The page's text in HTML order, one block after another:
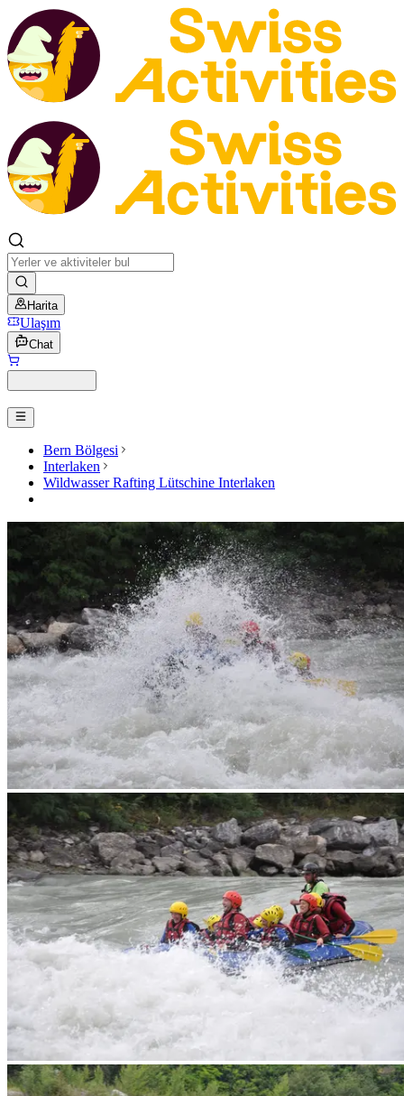
Harita
Ulaşım
Chat
Bern Bölgesi
Interlaken
Wildwasser Rafting Lütschine Interlaken